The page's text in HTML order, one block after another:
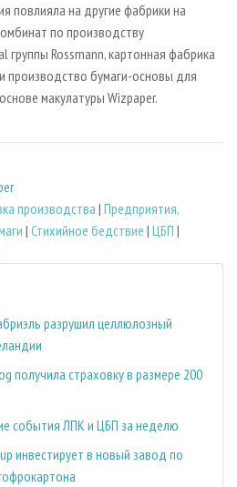
повлияла на другие фабрики на
по производству
группы Rossmann, картонная фабрика
производство бумаги-основы для
макулатуры Wizpaper.
производства| Предприятия,
| Стихийное бедствие | ЦБП |
разрушил целлюлозный
получила страховку в размере 200
события ЛПК и ЦБП за неделю
инвестирует в новый завод по